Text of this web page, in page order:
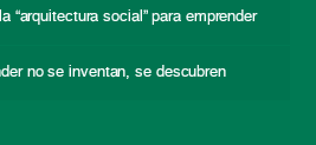
“arquitectura social” para emprender
no se inventan, se descubren